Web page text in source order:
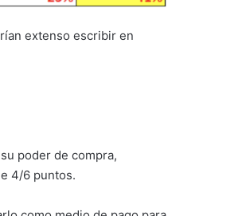
extenso escribir en
poder de compra,
4/6 puntos.